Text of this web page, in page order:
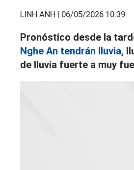
LINH ANH | 06/05/2026 10:39
Pronóstico desde la
Nghe An tendrán lluvia,
de lluvia fuerte a muy